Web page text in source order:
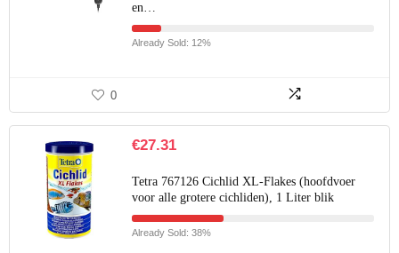
en…
Already Sold: 12%
0
€27.31
Tetra 767126 Cichlid XL-Flakes (hoofdvoer
voor alle grotere cichliden), 1 Liter blik
Already Sold: 38%